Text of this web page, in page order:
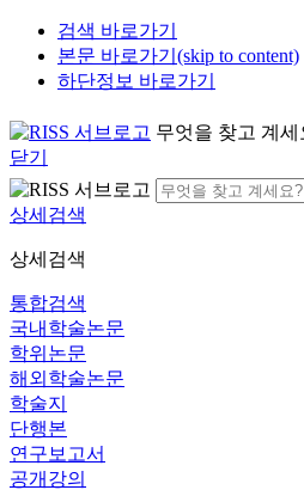
검색 바로가기
본문 바로가기(skip to content)
하단정보 바로가기
무엇을 찾고 계세
닫기
상세검색
상세검색
통합검색
국내학술논문
학위논문
해외학술논문
학술지
단행본
연구보고서
공개강의